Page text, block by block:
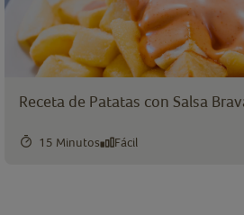
Receta de Patatas con Salsa
15 Minutos Fácil